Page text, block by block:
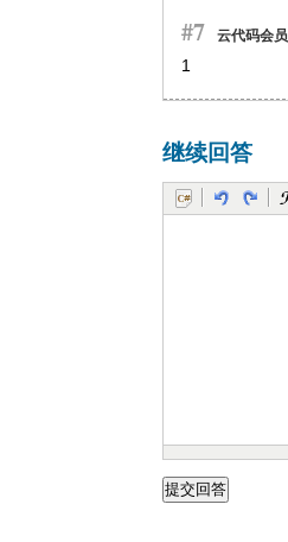
#7 云代码会员
1
继续回答